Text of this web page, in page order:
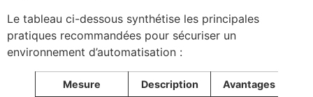
Le tableau ci-dessous synthétise les principales
pratiques recommandées pour sécuriser un
environnement d’automatisation :
Mesure Description Avantages